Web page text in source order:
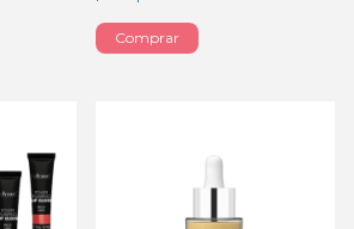
Comprar